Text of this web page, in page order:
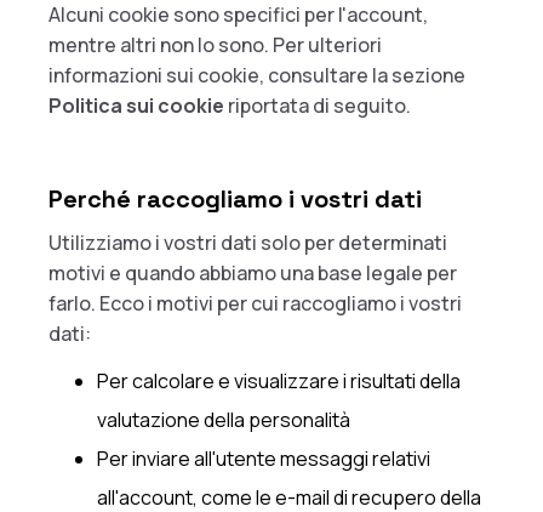
Alcuni cookie sono specifici per l'account,
mentre altri non lo sono. Per ulteriori
informazioni sui cookie, consultare la sezione
Politica sui cookie riportata di seguito.
Perché raccogliamo i vostri dati
Utilizziamo i vostri dati solo per determinati
motivi e quando abbiamo una base legale per
farlo. Ecco i motivi per cui raccogliamo i vostri
dati:
Per calcolare e visualizzare i risultati della
valutazione della personalità
Per inviare all'utente messaggi relativi
all'account, come le e-mail di recupero della